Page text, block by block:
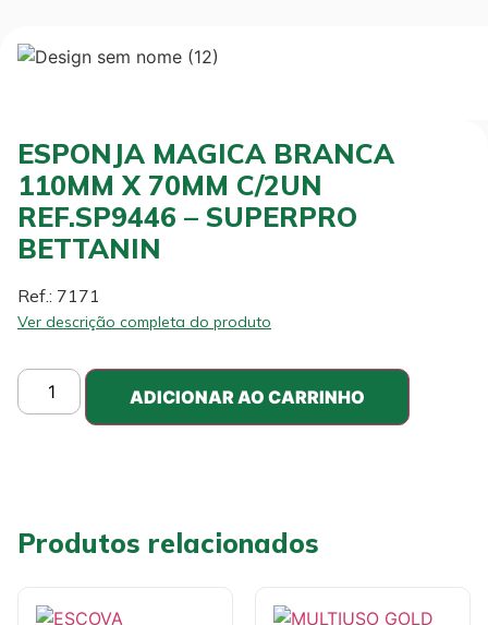
ESPONJA MAGICA BRANCA
110MM X 70MM C/2UN
REF.SP9446 – SUPERPRO
BETTANIN
Ref.: 7171
Ver descrição completa do produto
ADICIONAR AO CARRINHO
Produtos relacionados